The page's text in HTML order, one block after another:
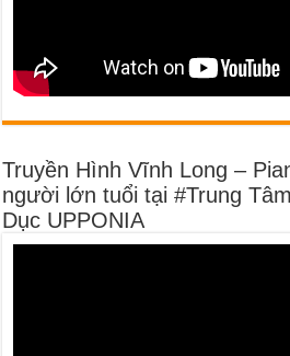
Truyền Hình Vĩnh Long –
người lớn tuổi tại #Trung
Dục UPPONIA